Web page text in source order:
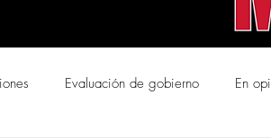
Evaluación de gobierno En